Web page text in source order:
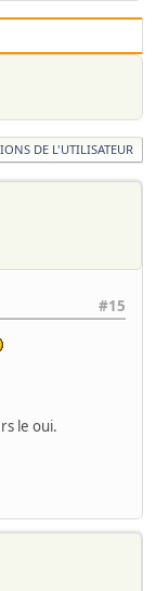
DE L'UTILISATEUR
#15
le oui.